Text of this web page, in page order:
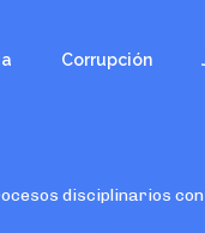
Corrupción
disciplinarios